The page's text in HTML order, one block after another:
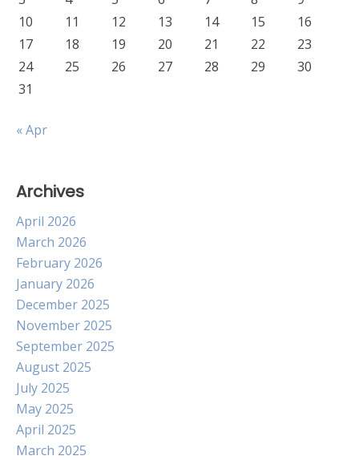
10
11 12 13 14 15
16
17
18 19 20 21 22
23
24
25 26 27 28 29
30
31
« Apr
Archives
April 2026
March 2026
February 2026
January 2026
December 2025
November 2025
September 2025
August 2025
July 2025
May 2025
April 2025
March 2025